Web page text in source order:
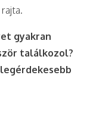
gyakran
találkozol?